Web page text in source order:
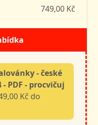
749,00 Kč
- české
PDF - procvičuj
Kč do